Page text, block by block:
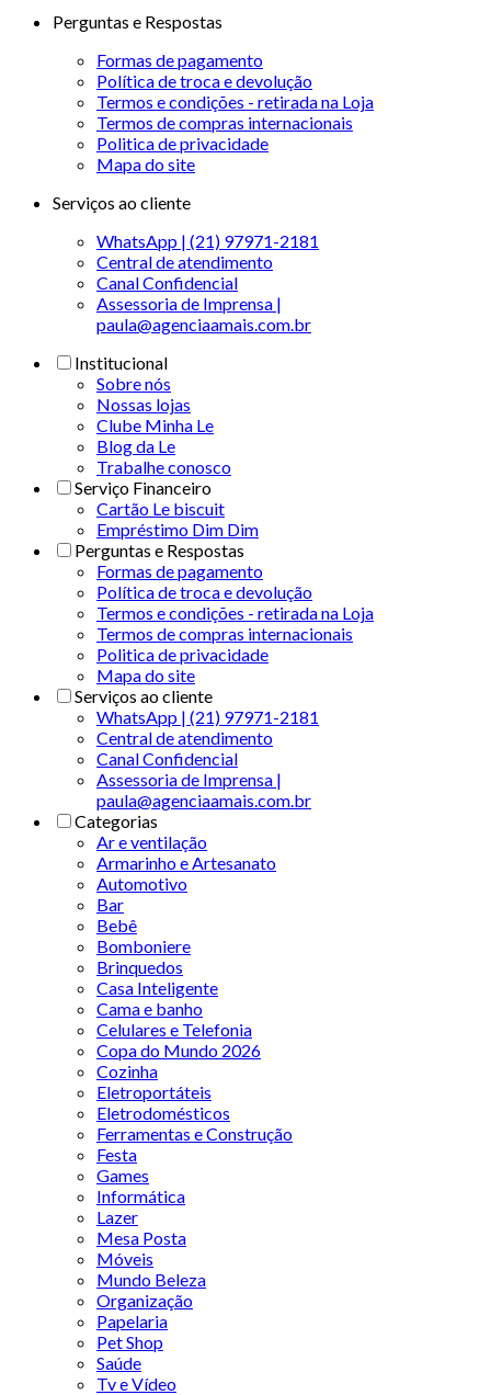
Perguntas e Respostas
Formas de pagamento
Política de troca e devolução
Termos e condições - retirada na Loja
Termos de compras internacionais
Politica de privacidade
Mapa do site
Serviços ao cliente
WhatsApp | (21) 97971-2181
Central de atendimento
Canal Confidencial
Assessoria de Imprensa |
paula@agenciaamais.com.br
Institucional
Sobre nós
Nossas lojas
Clube Minha Le
Blog da Le
Trabalhe conosco
Serviço Financeiro
Cartão Le biscuit
Empréstimo Dim Dim
Perguntas e Respostas
Formas de pagamento
Política de troca e devolução
Termos e condições - retirada na Loja
Termos de compras internacionais
Politica de privacidade
Mapa do site
Serviços ao cliente
WhatsApp | (21) 97971-2181
Central de atendimento
Canal Confidencial
Assessoria de Imprensa |
paula@agenciaamais.com.br
Categorias
Ar e ventilação
Armarinho e Artesanato
Automotivo
Bar
Bebê
Bomboniere
Brinquedos
Casa Inteligente
Cama e banho
Celulares e Telefonia
Copa do Mundo 2026
Cozinha
Eletroportáteis
Eletrodomésticos
Ferramentas e Construção
Festa
Games
Informática
Lazer
Mesa Posta
Móveis
Mundo Beleza
Organização
Papelaria
Pet Shop
Saúde
Tv e Vídeo